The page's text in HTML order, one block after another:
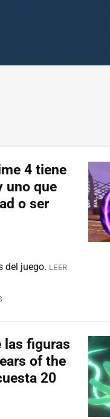
4 tiene
uno que
o ser
del juego. LEER
las figuras
of the
20